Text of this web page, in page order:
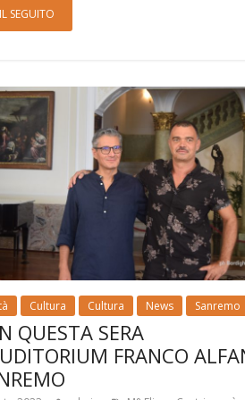
SEGUITO
Cultura Cultura News Sanremo
QUESTA SERA
FRANCO